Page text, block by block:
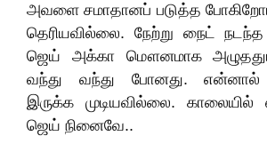
அவளை சமாதானப் படுத்த
தெரியவில்லை. நேற்று நைட்
ஜெய் அக்கா மௌனமாக
வந்து வந்து போனது. என்னால்
இருக்க முடியவில்லை. காலையில்
ஜெய் நினைவே..